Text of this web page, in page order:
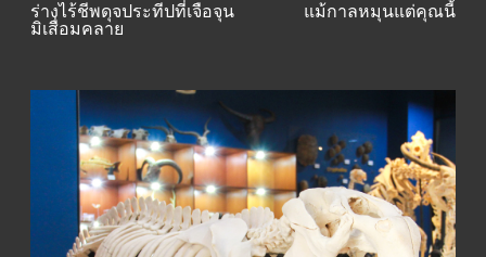
ร่างไร้ชีพดุจประทีปที่เจือจุน แม้กาลหมุนแต่คุณนี้
มิเสื่อมคลาย